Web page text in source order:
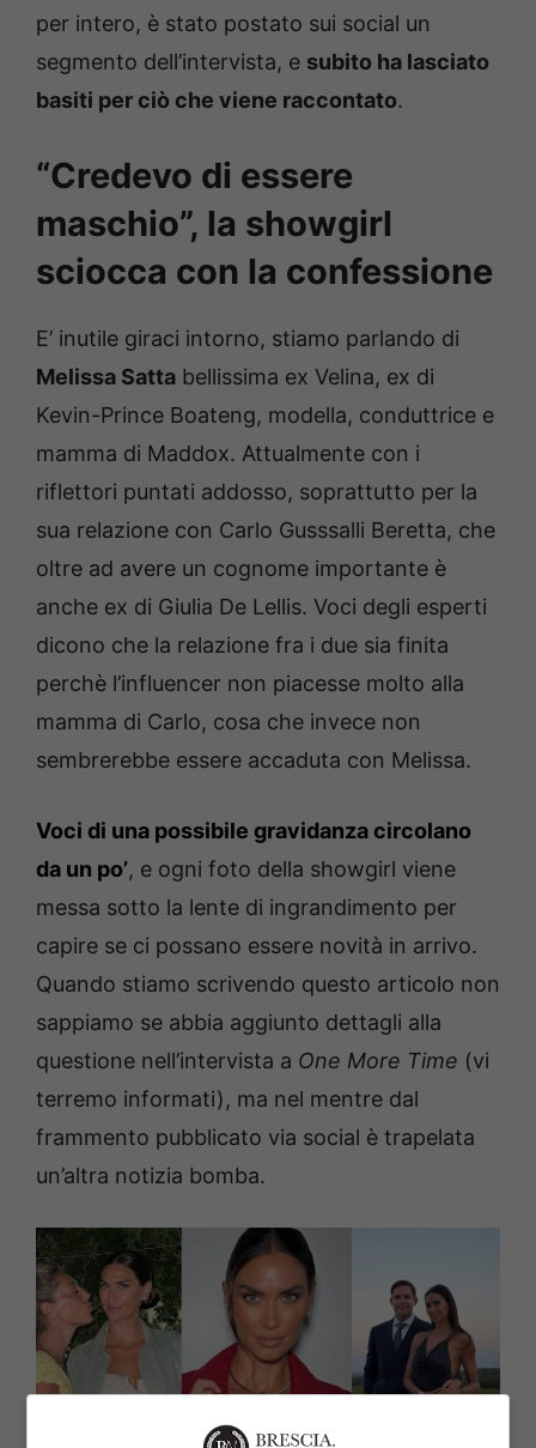
per intero, è stato postato sui social un
segmento dell’intervista, e subito ha lasciato
basiti per ciò che viene raccontato.
“Credevo di essere
maschio”, la showgirl
sciocca con la confessione
E’ inutile giraci intorno, stiamo parlando di
Melissa Satta bellissima ex Velina, ex di
Kevin-Prince Boateng, modella, conduttrice e
mamma di Maddox. Attualmente con i
riflettori puntati addosso, soprattutto per la
sua relazione con Carlo Gusssalli Beretta, che
oltre ad avere un cognome importante è
anche ex di Giulia De Lellis. Voci degli esperti
dicono che la relazione fra i due sia finita
perchè l’influencer non piacesse molto alla
mamma di Carlo, cosa che invece non
sembrerebbe essere accaduta con Melissa.
Voci di una possibile gravidanza circolano
da un po’, e ogni foto della showgirl viene
messa sotto la lente di ingrandimento per
capire se ci possano essere novità in arrivo.
Quando stiamo scrivendo questo articolo non
sappiamo se abbia aggiunto dettagli alla
questione nell’intervista a One More Time (vi
terremo informati), ma nel mentre dal
frammento pubblicato via social è trapelata
un’altra notizia bomba.